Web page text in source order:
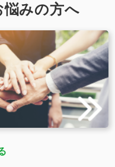
悩みの方へ